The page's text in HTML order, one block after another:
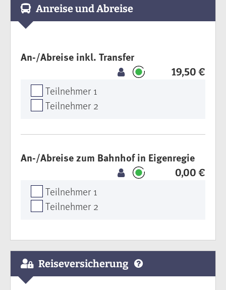
Anreise und Abreise
An-/Abreise inkl. Transfer
19,50 €
Teilnehmer 1
Teilnehmer 2
An-/Abreise zum Bahnhof in Eigenregie
0,00 €
Teilnehmer 1
Teilnehmer 2
Reiseversicherung